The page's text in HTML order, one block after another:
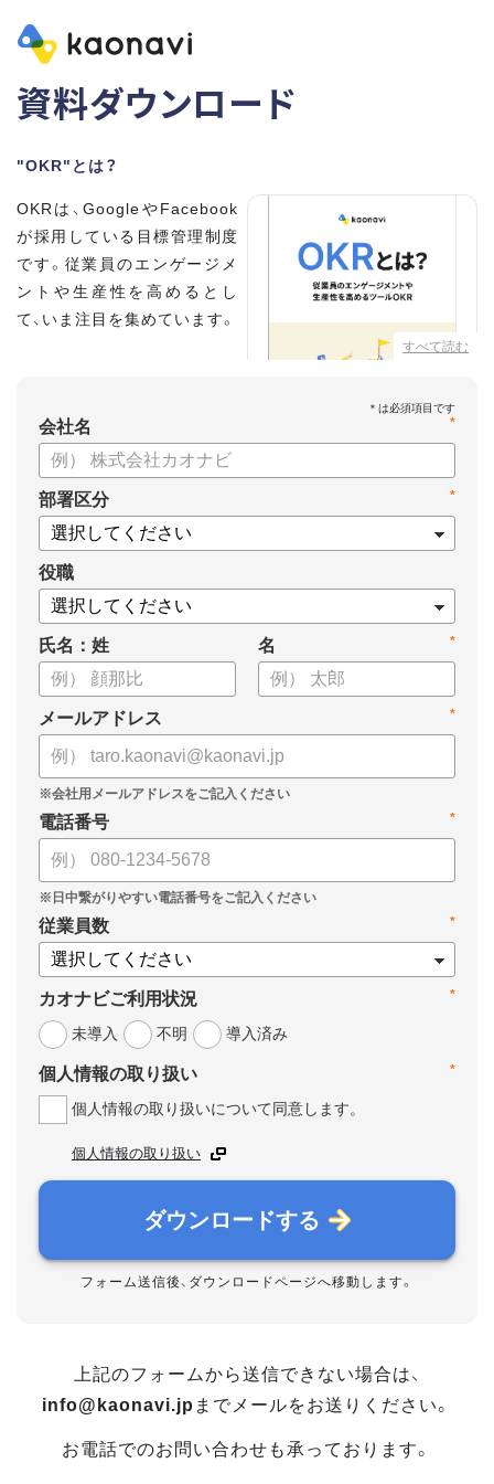
資料ダウンロード
"OKR"とは？
すべて読む
OKRは、GoogleやFacebook
が採用している目標管理制度
です。従業員のエンゲージメ
ントや生産性を高めるとし
て、いま注目を集めています。
・OKRと従来の目標管理制度
との違い
・OKRを導入、運用するにはどうすればいいのか
・OKRの運用を助けるツール
についてまとめましたので、ぜひお役立てください。
*
会社名
*
部署区分
役職
氏名：姓 *
名
*
メールアドレス
*
電話番号
*
従業員数
*
カオナビご利用状況
未導入
不明 導入済み
*
個人情報の取り扱い
個人情報の取り扱いについて同意します。
個人情報の取り扱い
ダウンロードする
フォーム送信後、ダウンロードページへ移動します。
上記のフォームから送信できない場合は、
info@kaonavi.jp までメールをお送りください。
お電話でのお問い合わせも承っております。